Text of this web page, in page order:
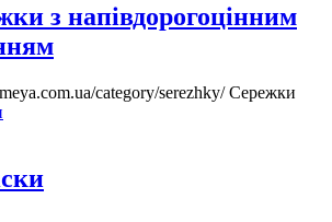
з напівдорогоцінним
category/serezhky/Сережки